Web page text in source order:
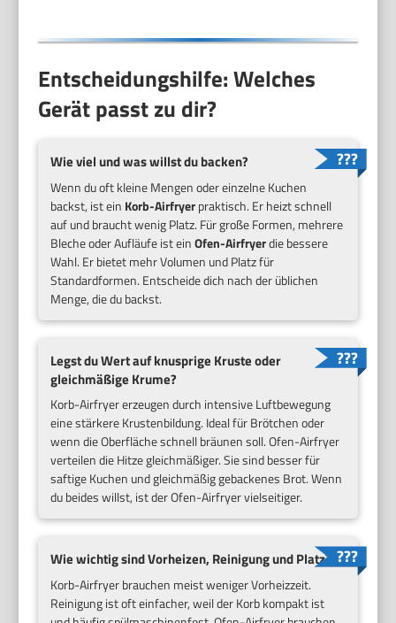
Entscheidungshilfe: Welches
Gerät passt zu dir?
Wie viel und was willst du backen?
Wenn du oft kleine Mengen oder einzelne Kuchen
backst, ist ein Korb-Airfryerpraktisch. Er heizt schnell
auf und braucht wenig Platz. Für große Formen, mehrere
Bleche oder Aufläufe ist einOfen-Airfryerdie bessere
Wahl. Er bietet mehr Volumen und Platz für
Standardformen. Entscheide dich nach der üblichen
Menge, die du backst.
Legst du Wert auf knusprige Kruste oder
gleichmäßige Krume?
Korb-Airfryer erzeugen durch intensive Luftbewegung
eine stärkere Krustenbildung. Ideal für Brötchen oder
wenn die Oberfläche schnell bräunen soll. Ofen-Airfryer
verteilen die Hitze gleichmäßiger. Sie sind besser für
saftige Kuchen und gleichmäßig gebackenes Brot. Wenn
du beides willst, ist der Ofen-Airfryer vielseitiger.
Wie wichtig sind Vorheizen, Reinigung und Platz?
Korb-Airfryer brauchen meist weniger Vorheizzeit.
Reinigung ist oft einfacher, weil der Korb kompakt ist